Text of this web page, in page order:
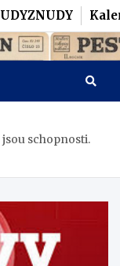
schopnosti.